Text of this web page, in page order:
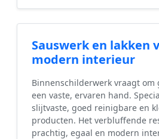
Sauswerk en lakken
modern interieur
Binnenschilderwerk vraagt om
een vaste, ervaren hand.
slijtvaste, goed reinigbare en
producten. Het verbluffende
prachtig, egaal en modern